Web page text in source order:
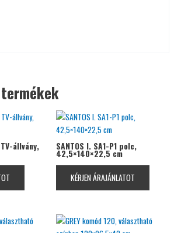
állvány, SANTOS I. SA1-P1 polc,
42,5×140×22,5 cm
KÉRJEN ÁRAJÁNLATOT